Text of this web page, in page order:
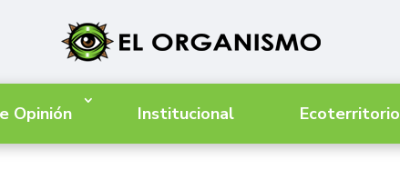
Opinión Institucional Ecoterritorio